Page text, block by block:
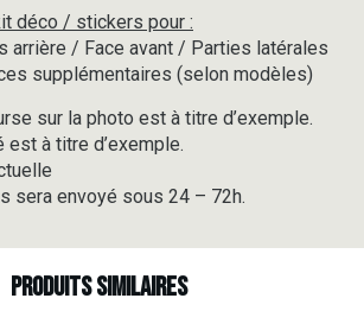
déco / stickers pour :
arrière / Face avant / Parties latérales
supplémentaires (selon modèles)
sur la photo est à titre d’exemple.
est à titre d’exemple.
sera envoyé sous 24 – 72h.
Produits similaires